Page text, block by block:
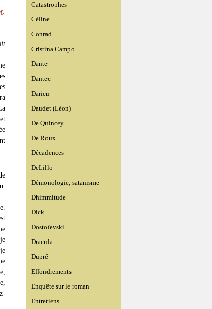
Catastrophes
Céline
Conrad
Cristina Campo
Dante
Dantec
Darien
Daudet (Léon)
De Quincey
De Roux
Décadences
DeLillo
Démonologie, satanisme
Dhimmitude
Dick
Dostoïevski
Dracula
Dupré
Effondrements
Enquête sur le roman
Entretiens